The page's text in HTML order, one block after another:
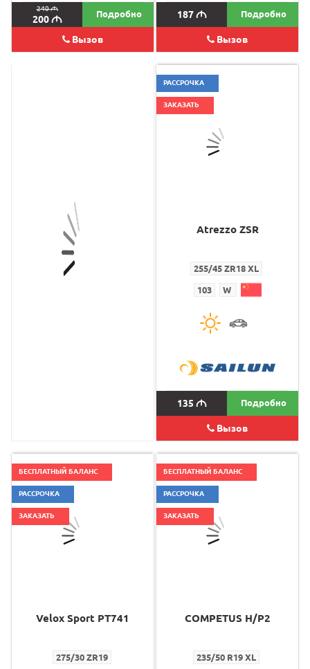
240M
200M Подробно
Вызов
187M Подробно
Вызов
Atrezzo ZSR
255/45 ZR18 XL
РАССРОЧКА
ЗАКАЗАТЬ
Atrezzo ZSR
255/45 ZR18 XL
103 W
135 M Подробно
Вызов
БЕСПЛАТНЫЙ БАЛАНС
РАССРОЧКА
ЗАКАЗАТЬ
Velox Sport PT741
275/30 ZR19
БЕСПЛАТНЫЙ БАЛАНС
РАССРОЧКА
ЗАКАЗАТЬ
COMPETUS H/P2
235/50 R19 XL